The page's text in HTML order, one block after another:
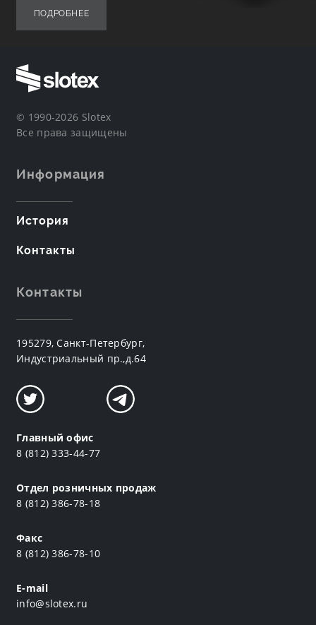
ПОДРОБНЕЕ
© 1990-2026 Slotex
Все права защищены
Информация
История
Контакты
Контакты
195279, Санкт-Петербург,
Индустриальный пр.,д.64
Главный офис
8 (812) 333-44-77
Отдел розничных продаж
8 (812) 386-78-18
Факс
8 (812) 386-78-10
E-mail
info@slotex.ru